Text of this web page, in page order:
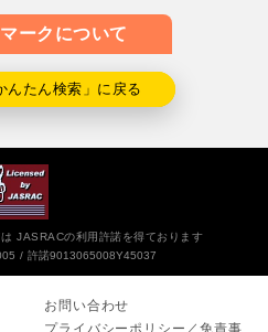
ークについて
たん検索」に戻る
JASRACの利用許諾を得ております
許諾9013065008Y45037
お問い合わせ
プライバシーポリシー／免責事